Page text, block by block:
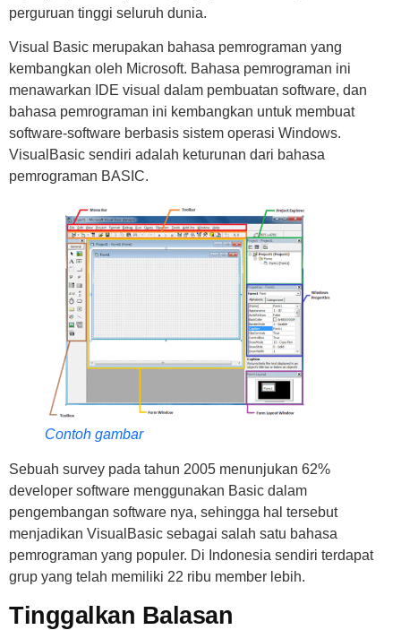
perguruan tinggi seluruh dunia.
Visual Basic merupakan bahasa pemrograman yang
kembangkan oleh Microsoft. Bahasa pemrograman ini
menawarkan IDE visual dalam pembuatan software, dan
bahasa pemrograman ini kembangkan untuk membuat
software-software berbasis sistem operasi Windows.
VisualBasic sendiri adalah keturunan dari bahasa
pemrograman BASIC.
Contoh gambar
Sebuah survey pada tahun 2005 menunjukan 62%
developer software menggunakan Basic dalam
pengembangan software nya, sehingga hal tersebut
menjadikan VisualBasic sebagai salah satu bahasa
pemrograman yang populer. Di Indonesia sendiri terdapat
grup yang telah memiliki 22 ribu member lebih.
Tinggalkan Balasan